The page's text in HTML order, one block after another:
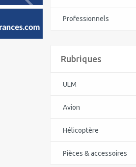
Professionnels
Rubriques
ULM
Avion
Hélicoptère
Pièces & accessoires